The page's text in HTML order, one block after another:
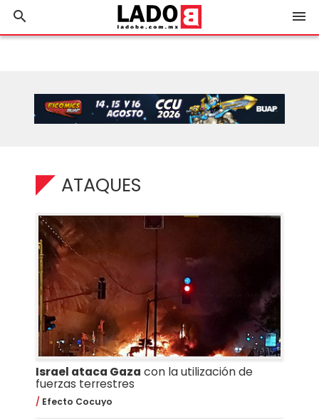
search menu
ATAQUES
Israel ataca Gaza con la utilización de
fuerzas terrestres
Efecto Cocuyo